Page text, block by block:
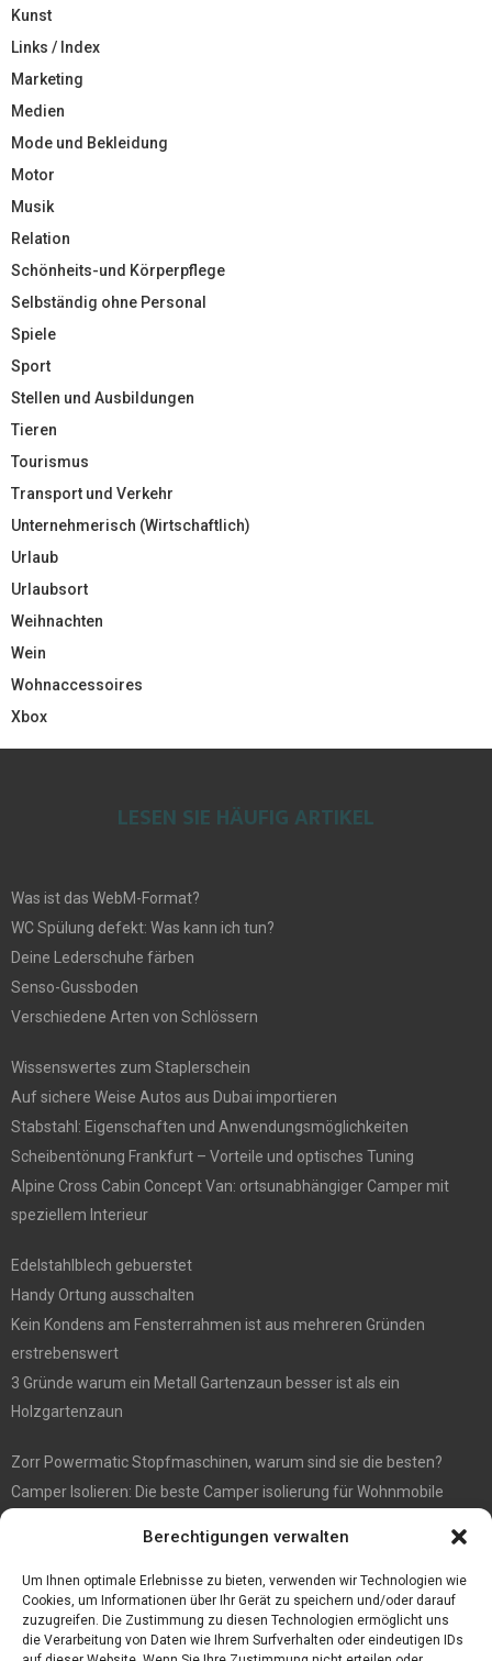
Berechtigungen verwalten
Um Ihnen optimale Erlebnisse zu bieten, verwenden wir Technologien wie
Cookies, um Informationen über Ihr Gerät zu speichern und/oder darauf
zuzugreifen. Die Zustimmung zu diesen Technologien ermöglicht uns
die Verarbeitung von Daten wie Ihrem Surfverhalten oder eindeutigen IDs
Kunst
Links / Index
Marketing
Medien
Mode und Bekleidung
Motor
Musik
Relation
Schönheits-und Körperpflege
Selbständig ohne Personal
Spiele
Sport
Stellen und Ausbildungen
Tieren
Tourismus
Transport und Verkehr
Unternehmerisch (Wirtschaftlich)
Urlaub
Urlaubsort
Weihnachten
Wein
Wohnaccessoires
Xbox
LESEN SIE HÄUFIG ARTIKEL
Was ist das WebM-Format?
WC Spülung defekt: Was kann ich tun?
Deine Lederschuhe färben
Senso-Gussboden
Verschiedene Arten von Schlössern
Wissenswertes zum Staplerschein
Auf sichere Weise Autos aus Dubai importieren
Stabstahl: Eigenschaften und Anwendungsmöglichkeiten
Scheibentönung Frankfurt – Vorteile und optisches Tuning
Alpine Cross Cabin Concept Van: ortsunabhängiger Camper mit
speziellem Interieur
Edelstahlblech gebuerstet
Handy Ortung ausschalten
Kein Kondens am Fensterrahmen ist aus mehreren Gründen
erstrebenswert
3 Gründe warum ein Metall Gartenzaun besser ist als ein
Holzgartenzaun
Zorr Powermatic Stopfmaschinen, warum sind sie die besten?
Camper Isolieren: Die beste Camper isolierung für Wohnmobile
Immobilienmakler Gökay Gündüz
Masterarbeit auf Englisch: Anleitung zum Verfassen